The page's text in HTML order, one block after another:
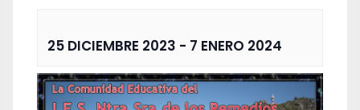
25 DICIEMBRE 2023 - 7 ENERO 2024